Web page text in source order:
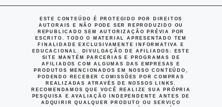
ESTE CONTEÚDO É PROTEGIDO POR DIREITOS
AUTORAIS E NÃO PODE SER REPRODUZIDO OU
REPUBLICADO SEM AUTORIZAÇÃO PRÉVIA POR
ESCRITO. TODO O MATERIAL APRESENTADO TEM
FINALIDADE EXCLUSIVAMENTE INFORMATIVA E
EDUCACIONAL.
DIVULGAÇÃO DE AFILIADOS : ESTE
SITE MANTÉM PARCERIAS E PROGRAMAS DE
AFILIADOS COM ALGUMAS DAS EMPRESAS E
PRODUTOS MENCIONADOS EM NOSSO CONTEÚDO,
PODENDO RECEBER COMISSÕES POR COMPRAS
REALIZADAS ATRAVÉS DE NOSSOS LINKS.
RECOMENDAMOS QUE VOCÊ REALIZE SUA PRÓPRIA
PESQUISA E AVALIAÇÃO INDEPENDENTE ANTES DE
ADQUIRIR QUALQUER PRODUTO OU SERVIÇO